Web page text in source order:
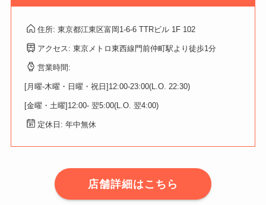
住所: 東京都江東区富岡1-6-6 TTRビル 1F 102
アクセス: 東京メトロ東西線門前仲町駅より徒歩1分
営業時間:
[月曜-木曜・日曜・祝日]12:00-23:00(L.O. 22:30)
[金曜・土曜]12:00- 翌5:00(L.O. 翌4:00)
定休日: 年中無休
店舗詳細はこちら